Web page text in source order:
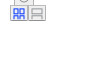
Oplage
Horloge uurwerk